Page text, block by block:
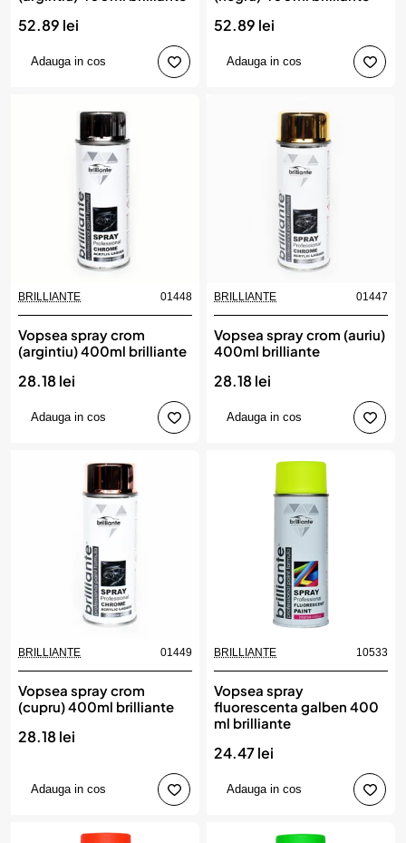
52.89 lei
Adauga in cos
52.89 lei
Adauga in cos
BRILLIANTE 01448
Vopsea spray crom
(argintiu) 400ml brilliante
28.18 lei
Adauga in cos
BRILLIANTE 01447
Vopsea spray crom (auriu)
400ml brilliante
28.18 lei
Adauga in cos
BRILLIANTE 01449
Vopsea spray crom
(cupru) 400ml brilliante
28.18 lei
Adauga in cos
BRILLIANTE 10533
Vopsea spray
fluorescenta galben 400
ml brilliante
24.47 lei
Adauga in cos